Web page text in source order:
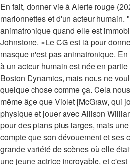
En fait, donner vie à Alerte rouge
marionnettes et d'un acteur
animatronique quand elle est
Johnstone. «Le CG est là pour
masque n'est pas animatronique.
à un acteur humain est née en
Boston Dynamics, mais nous ne
quelque chose comme ça. Cela
même âge que Violet [McGraw, qui
physique et jouer avec Allison
pour des plans plus larges, mais
compte que son dévouement et ses
grande variété de scènes où elle
une jeune actrice incroyable, et